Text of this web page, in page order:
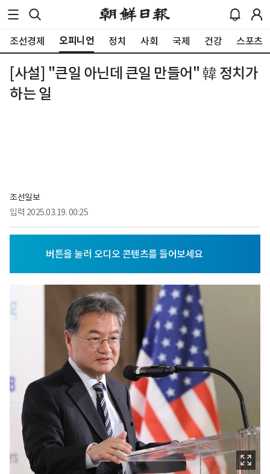
조선경제 오피니언 정치 사회 국제 건강 스포츠
[사설] "큰일 아닌데 큰일 만들어" 韓 정치가
하는 일
조선일보
입력 2025.03.19. 00:25